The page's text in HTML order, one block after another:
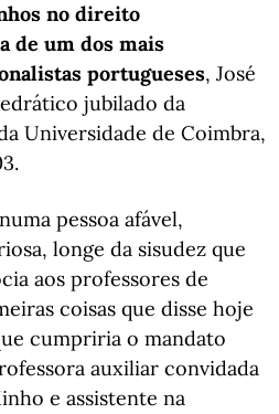
no direito
de um dos mais
portugueses, José
jubilado da
Universidade de Coimbra,
pessoa afável,
longe da sisudez que
aos professores de
coisas que disse hoje
cumpriria o mandato
auxiliar convidada
e assistente na